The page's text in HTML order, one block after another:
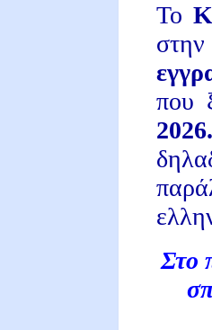
Το K
που
2026.
Στο